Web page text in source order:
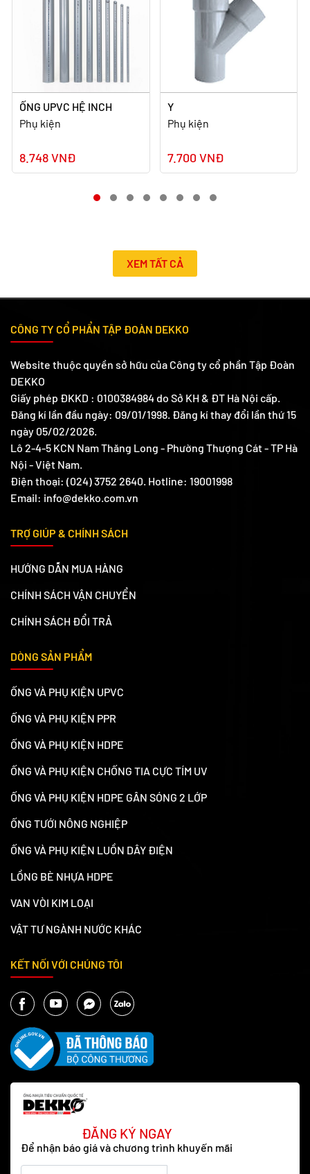
ỐNG UPVC HỆ INCH
Phụ kiện
8.748 VNĐ
Y
Phụ kiện
7.700 VNĐ
XEM TẤT CẢ
CÔNG TY CỔ PHẨN TẬP ĐOÀN DEKKO
Website thuộc quyền sở hữu của Công ty cổ phần Tập Đoàn
DEKKO
Giấy phép ĐKKD : 0100384984 do Sở KH & ĐT Hà Nội cấp.
Đăng kí lần đầu ngày: 09/01/1998. Đăng kí thay đổi lần thứ 15
ngày 05/02/2026.
Lô 2-4-5 KCN Nam Thăng Long - Phường Thượng Cát - TP Hà
Nội - Việt Nam.
Điện thoại: (024) 3752 2640. Hotline: 19001998
Email: info@dekko.com.vn
TRỢ GIÚP & CHÍNH SÁCH
HƯỚNG DẪN MUA HÀNG
CHÍNH SÁCH VẬN CHUYỂN
CHÍNH SÁCH ĐỔI TRẢ
DÒNG SẢN PHẨM
ỐNG VÀ PHỤ KIỆN UPVC
ỐNG VÀ PHỤ KIỆN PPR
ỐNG VÀ PHỤ KIỆN HDPE
ỐNG VÀ PHỤ KIỆN CHỐNG TIA CỰC TÍM UV
ỐNG VÀ PHỤ KIỆN HDPE GÂN SÓNG 2 LỚP
ỐNG TƯỚI NÔNG NGHIỆP
ỐNG VÀ PHỤ KIỆN LUỒN DÂY ĐIỆN
LỒNG BÈ NHỰA HDPE
VAN VÒI KIM LOẠI
VẬT TƯ NGÀNH NƯỚC KHÁC
KẾT NỐI VỚI CHÚNG TÔI
ĐĂNG KÝ NGAY
Để nhận báo giá và chương trình khuyến mãi